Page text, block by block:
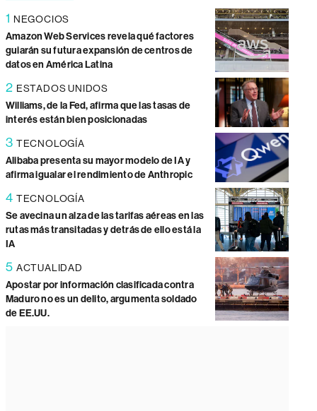
1 NEGOCIOS
Amazon Web Services revela qué factores
guiarán su futura expansión de centros de
datos en América Latina
2 ESTADOS UNIDOS
Williams, de la Fed, afirma que las tasas de
interés están bien posicionadas
3 TECNOLOGÍA
Alibaba presenta su mayor modelo de IA y
afirma igualar el rendimiento de Anthropic
4 TECNOLOGÍA
Se avecina un alza de las tarifas aéreas en las
rutas más transitadas y detrás de ello está la
IA
5 ACTUALIDAD
Apostar por información clasificada contra
Maduro no es un delito, argumenta soldado
de EE.UU.